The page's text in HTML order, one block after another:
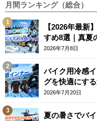
月間ランキング（総合）
【2026年最新
すめ8選｜真夏
テム
2026年7月8日
バイク用冷感
グを快適にす
2026年7月20日
夏の暑さでバ